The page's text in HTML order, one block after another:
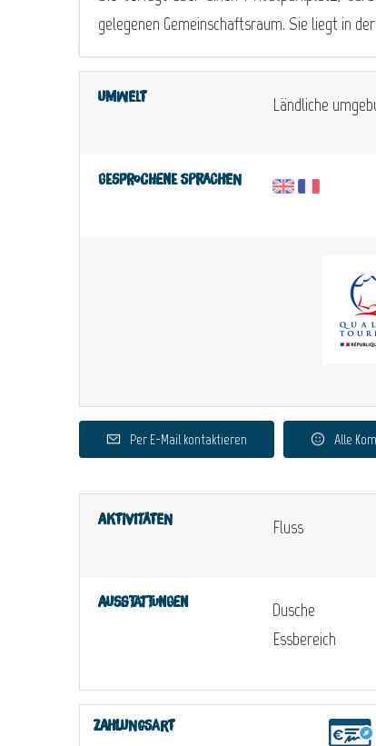
gelegenen Gemeinschaftsraum. Sie liegt in
Umwelt Ländliche
Gesprochene Sprachen
Per E-Mail kontaktieren Alle
Aktivitäten Fluss
Ausstattungen
Dusche
Essbereich
Zahlungsart